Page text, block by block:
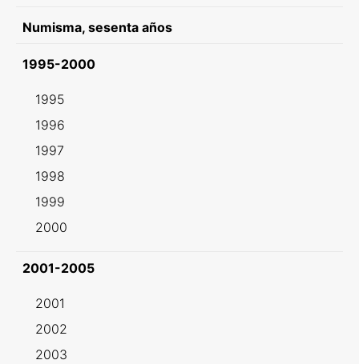
Numisma, sesenta años
1995-2000
1995
1996
1997
1998
1999
2000
2001-2005
2001
2002
2003